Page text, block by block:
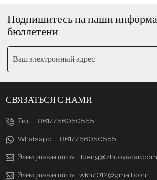
Подпишитесь на наши
бюллетени
СВЯЗАТЬСЯ С НАМИ
Тел. : +8617756050555
Whatsapp : +8617756050555
Электронная почта : lipeng@zhuoyacar.com
Электронная почта : wkn7012@gmail.com